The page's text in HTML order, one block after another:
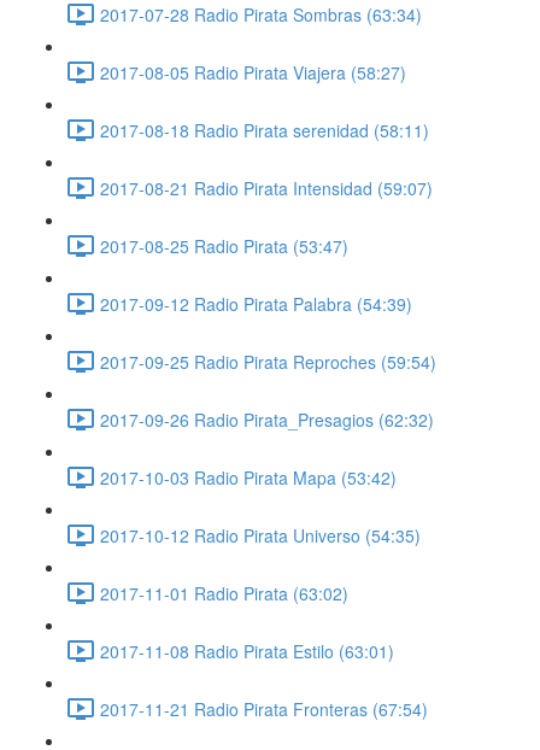
2017-07-28 Radio Pirata Sombras (63:34)
2017-08-05 Radio Pirata Viajera (58:27)
2017-08-18 Radio Pirata serenidad (58:11)
2017-08-21 Radio Pirata Intensidad (59:07)
2017-08-25 Radio Pirata (53:47)
2017-09-12 Radio Pirata Palabra (54:39)
2017-09-25 Radio Pirata Reproches (59:54)
2017-09-26 Radio Pirata_Presagios (62:32)
2017-10-03 Radio Pirata Mapa (53:42)
2017-10-12 Radio Pirata Universo (54:35)
2017-11-01 Radio Pirata (63:02)
2017-11-08 Radio Pirata Estilo (63:01)
2017-11-21 Radio Pirata Fronteras (67:54)